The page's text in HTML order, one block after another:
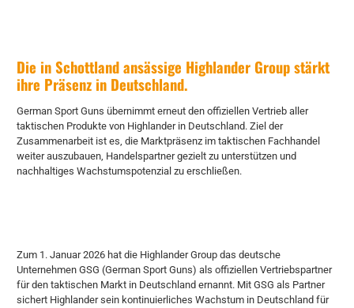
Die in Schottland ansässige Highlander Group stärkt
ihre Präsenz in Deutschland.
German Sport Guns übernimmt erneut den offiziellen Vertrieb aller
taktischen Produkte von Highlander in Deutschland. Ziel der
Zusammenarbeit ist es, die Marktpräsenz im taktischen Fachhandel
weiter auszubauen, Handelspartner gezielt zu unterstützen und
nachhaltiges Wachstumspotenzial zu erschließen.
Zum 1. Januar 2026 hat die Highlander Group das deutsche
Unternehmen GSG (German Sport Guns) als offiziellen Vertriebspartner
für den taktischen Markt in Deutschland ernannt. Mit GSG als Partner
sichert Highlander sein kontinuierliches Wachstum in Deutschland für